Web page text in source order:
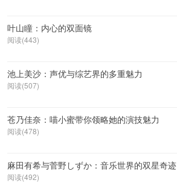
叶山瞳：内心的双面镜
阅读(443)
池上美沙：声优与综艺界的多重魅力
阅读(507)
苍乃佳奈：喵小蜜带你领略她的演技魅力
阅读(478)
麻田有希与菅野しずか：音乐世界的双星奇迹
阅读(492)